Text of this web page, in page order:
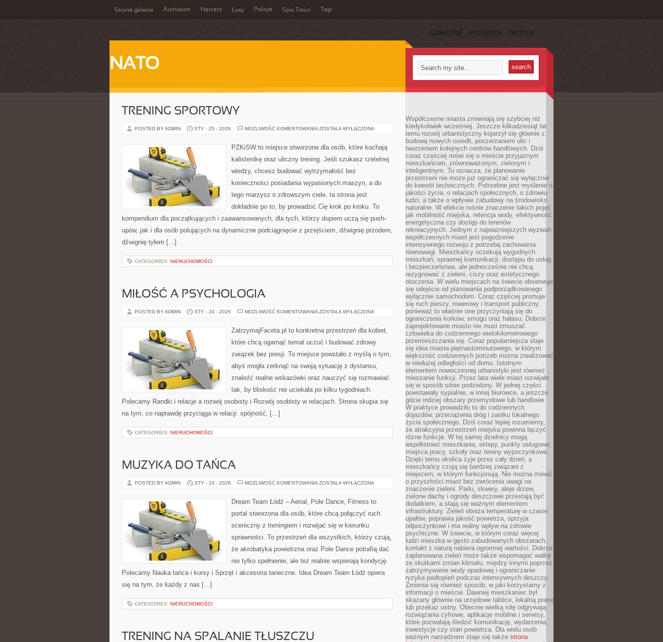
Strona główna Archiwum Harcerz Łysy Polityk Spis Treści Tagi
SUBSCRIBE FACEBOOK TWITTER
NATO
TRENING SPORTOWY
POSTED BY ADMIN STY - 25 - 2026 MOŻLIWOŚĆ KOMENTOWANIA TRENING
ZOSTAŁA WYŁĄCZONA
PZKiSW to miejsce stworzone dla osób, które kochają
kalistenikę oraz uliczny trening. Jeśli szukasz rzetelnej
wiedzy, chcesz budować wytrzymałość bez
konieczności posiadania wypasionych maszyn, a do
tego marzysz o zdrowszym ciele, ta strona jest
dokładnie po to, by prowadzić Cię krok po kroku. To
kompendium dla początkujących i zaawansowanych, dla tych, którzy dopiero uczą się push-
upów, jak i dla osób polujących na dynamiczne podciągnięcie z przejściem, dźwignię przodem,
dźwignię tyłem […]
CATEGORIES: NIERUCHOMOŚCI
MIŁOŚĆ A PSYCHOLOGIA
POSTED BY ADMIN STY - 24 - 2026 MOŻLIWOŚĆ KOMENTOWANIA MIŁOŚĆ
ZOSTAŁA WYŁĄCZONA
ZatrzymajFaceta.pl to konkretna przestrzeń dla kobiet,
które chcą ogarnąć temat uczuć i budować zdrowy
związek bez presji. To miejsce powstało z myślą o tym,
abyś mogła zerknąć na swoją sytuację z dystansu,
znaleźć realne wskazówki oraz nauczyć się rozmawiać
tak, by bliskość nie uciekała po kilku tygodniach.
Polecamy Randki i relacje a rozwój osobisty i Rozwój osobisty w relacjach. Strona skupia się
na tym, co naprawdę przyciąga w relacji: spójność, […]
CATEGORIES: NIERUCHOMOŚCI
MUZYKA DO TAŃCA
POSTED BY ADMIN STY - 24 - 2026 MOŻLIWOŚĆ KOMENTOWANIA MUZYKA
ZOSTAŁA WYŁĄCZONA
Dream Team Łódź – Aerial, Pole Dance, Fitness to
portal stworzona dla osób, które chcą połączyć ruch
sceniczny z treningiem i rozwijać się w kierunku
sprawności. To przestrzeń dla wszystkich, którzy czują,
że akrobatyka powietrzna oraz Pole Dance potrafią dać
nie tylko spełnienie, ale też realnie wspierają kondycję.
Polecamy Nauka tańca i kursy i Sprzęt i akcesoria taneczne. Idea Dream Team Łódź opiera
się na tym, że każdy z nas […]
CATEGORIES: NIERUCHOMOŚCI
TRENING NA SPALANIE TŁUSZCZU
Współczesne miasta zmieniają się szybciej niż
kiedykolwiek wcześniej. Jeszcze kilkadziesiąt lat
temu rozwój urbanistyczny kojarzył się głównie z
budową nowych osiedli, poszerzaniem ulic i
tworzeniem kolejnych centrów handlowych. Dziś
coraz częściej mówi się o mieście przyjaznym
mieszkańcom, zrównoważonym, zielonym i
inteligentnym. To oznacza, że planowanie
przestrzeni nie może już ograniczać się wyłącznie
do kwestii technicznych. Potrzebne jest myślenie o
jakości życia, o relacjach społecznych, o zdrowiu
ludzi, a także o wpływie zabudowy na środowisko
naturalne. W efekcie rośnie znaczenie takich pojęć
jak mobilność miejska, retencja wody, efektywność
energetyczna czy dostęp do terenów
rekreacyjnych. Jednym z najważniejszych wyzwań
współczesnych miast jest pogodzenie
intensywnego rozwoju z potrzebą zachowania
równowagi. Mieszkańcy oczekują wygodnych
mieszkań, sprawnej komunikacji, dostępu do usług
i bezpieczeństwa, ale jednocześnie nie chcą
rezygnować z zieleni, ciszy oraz estetycznego
otoczenia. W wielu miejscach na świecie obserwuje
się odejście od planowania podporządkowanego
wyłącznie samochodom. Coraz częściej promuje
się ruch pieszy, rowerowy i transport publiczny,
ponieważ to właśnie one przyczyniają się do
ograniczenia korków, smogu oraz hałasu. Dobrze
zaprojektowane miasto nie musi zmuszać
człowieka do codziennego wielokilometrowego
przemieszczania się. Coraz popularniejsza staje
się idea miasta piętnastominutowego, w którym
większość codziennych potrzeb można zrealizować
w niedużej odległości od domu. Istotnym
elementem nowoczesnej urbanistyki jest również
mieszanie funkcji. Przez lata wiele miast rozwijało
się w sposób silnie podzielony. W jednej części
powstawały sypialnie, w innej biurowce, a jeszcze
gdzie indziej obszary przemysłowe lub handlowe.
W praktyce prowadziło to do codziennych
dojazdów, przeciążenia dróg i zaniku lokalnego
życia społecznego. Dziś coraz lepiej rozumiemy,
że atrakcyjna przestrzeń miejska powinna łączyć
różne funkcje. W tej samej dzielnicy mogą
współistnieć mieszkania, sklepy, punkty usługowe,
miejsca pracy, szkoły oraz tereny wypoczynkowe.
Dzięki temu okolica żyje przez cały dzień, a
mieszkańcy czują się bardziej związani z
miejscem, w którym funkcjonują. Nie można mówić
o przyszłości miast bez zwrócenia uwagi na
znaczenie zieleni. Parki, skwery, aleje drzew,
zielone dachy i ogrody deszczowe przestają być
dodatkiem, a stają się ważnym elementem
infrastruktury. Zieleń obniża temperaturę w czasie
upałów, poprawia jakość powietrza, sprzyja
odpoczynkowi i ma realny wpływ na zdrowie
psychiczne. W świecie, w którym coraz więcej
ludzi mieszka w gęsto zabudowanych obszarach,
kontakt z naturą nabiera ogromnej wartości. Dobrze
zaplanowana zieleń może także wspomagać walkę
ze skutkami zmian klimatu, między innymi poprzez
zatrzymywanie wody opadowej i ograniczanie
ryzyka podtopień podczas intensywnych deszczy.
Zmienia się również sposób, w jaki korzystamy z
informacji o mieście. Dawniej mieszkaniec był
skazany głównie na urzędowe tablice, lokalną prasę
lub przekaz ustny. Obecnie wielką rolę odgrywają
rozwiązania cyfrowe, aplikacje mobilne i serwisy,
które pozwalają śledzić komunikację, wydarzenia,
inwestycje czy stan powietrza. Dla wielu osób
ważnym narzędziem staje się także strona